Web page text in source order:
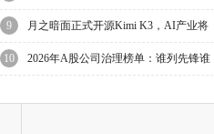
议升级
9 月之暗面正式开源Kimi K3，AI产业将
迎又一个“DeepSeek时刻”冲击波？
10 2026年A股公司治理榜单：谁列先锋谁